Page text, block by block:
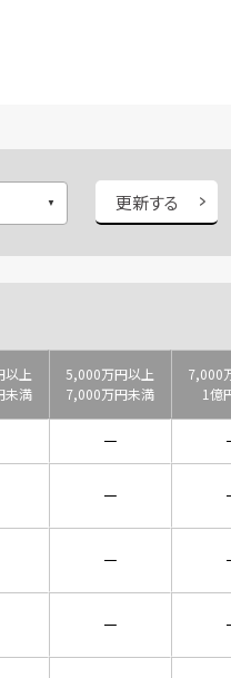
更新する
以上
未満
5,000万円以上
7,000万円未満
7,000
1億
－
－
－
－